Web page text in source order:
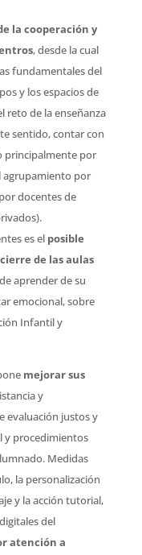
la cooperación y
, desde la cual
fundamentales del
y los espacios de
reto de la enseñanza
sentido, contar con
principalmente por
agrupamiento por
docentes de
es el posible
de las aulas
aprender de su
emocional, sobre
Infantil y
mejorar sus
y
evaluación justos y
y procedimientos
Medidas
la personalización
y la acción tutorial,
del
atención a